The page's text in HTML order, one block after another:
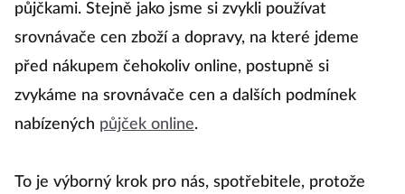
půjčkami. Stejně jako jsme si zvykli používat
srovnávače cen zboží a dopravy, na které jdeme
před nákupem čehokoliv online, postupně si
zvykáme na srovnávače cen a dalších podmínek
nabízených půjček online.
To je výborný krok pro nás, spotřebitele, protože